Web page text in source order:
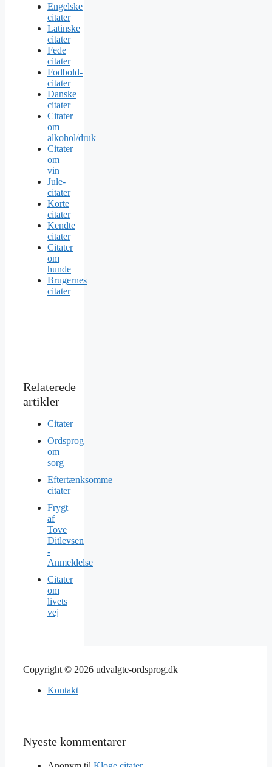
Engelske
citater
Latinske
citater
Fede
citater
Fodbold-
citater
Danske
citater
Citater
om
alkohol/druk
Citater
om
vin
Jule-
citater
Korte
citater
Kendte
citater
Citater
om
hunde
Brugernes
citater
Citater
Ordsprog
om
sorg
Eftertænksomme
citater
Frygt
af
Tove
Ditlevsen
-
Anmeldelse
Citater
om
livets
vej
Copyright © 2026 udvalgte-ordsprog.dk
Kontakt
Nyeste kommentarer